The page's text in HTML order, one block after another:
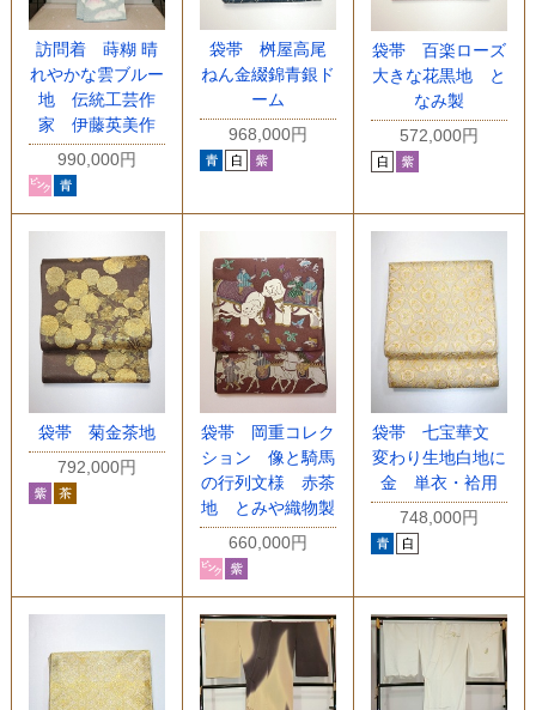
訪問着 蒔糊 晴
れやかな雲ブルー
地 伝統工芸作
家 伊藤英美作
990,000円
袋帯 桝屋高尾
ねん金綴錦青銀ド
ーム
968,000円
袋帯 百楽ローズ
大きな花黒地 と
なみ製
572,000円
袋帯 菊金茶地
792,000円
袋帯 岡重コレク
ション 像と騎馬
の行列文様 赤茶
地 とみや織物製
660,000円
袋帯 七宝華文
変わり生地白地に
金 単衣・袷用
748,000円